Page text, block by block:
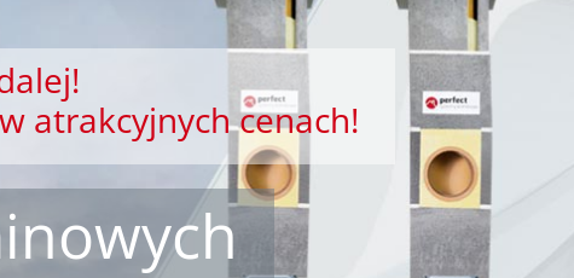
atrakcyjnych cenach!